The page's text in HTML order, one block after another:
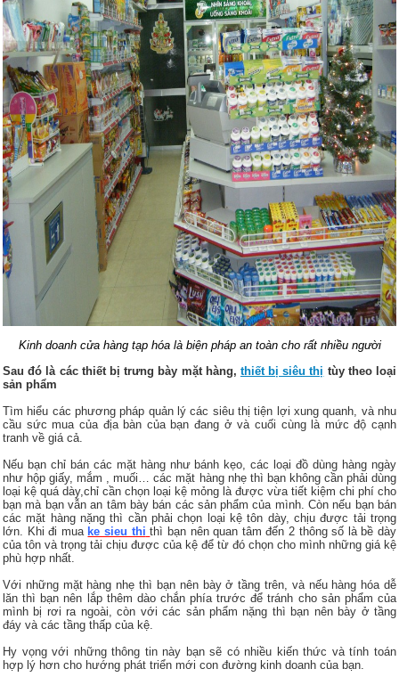
Kinh doanh cửa hàng tạp hóa là biện pháp an toàn cho rất nhiều người
Sau đó là các thiết bị trưng bày mặt hàng, thiết bị siêu thị tùy theo loại
sản phẩm
Tìm hiểu các phương pháp quản lý các siêu thị tiện lợi xung quanh, và nhu
cầu sức mua của địa bàn của bạn đang ở và cuối cùng là mức độ cạnh
tranh về giá cả.
Nếu bạn chỉ bán các mặt hàng như bánh kẹo, các loại đồ dùng hàng ngày
như hộp giấy, mắm , muối… các mặt hàng nhẹ thì bạn không cần phải dùng
loại kệ quá dày,chỉ cần chọn loại kệ mỏng là được vừa tiết kiệm chi phí cho
bạn mà bạn vẫn an tâm bày bán các sản phẩm của mình. Còn nếu bạn bán
các mặt hàng nặng thì cần phải chọn loại kệ tôn dày, chịu được tải trọng
lớn. Khi đi mua ke sieu thi thì bạn nên quan tâm đến 2 thông số là bề dày
của tôn và trọng tải chịu được của kệ để từ đó chọn cho mình những giá kệ
phù hợp nhất.
Với những mặt hàng nhẹ thì bạn nên bày ở tầng trên, và nếu hàng hóa dễ
lăn thì bạn nên lắp thêm dào chắn phía trước để tránh cho sản phẩm của
mình bị rơi ra ngoài, còn với các sản phẩm nặng thì bạn nên bày ở tầng
đáy và các tầng thấp của kệ.
Hy vọng với những thông tin này bạn sẽ có nhiều kiến thức và tính toán
hợp lý hơn cho hướng phát triển mới con đường kinh doanh của bạn.